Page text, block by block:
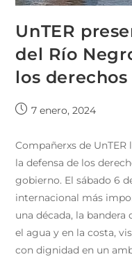
UnTER
del Río
los
7 enero, 2024
Compañerxs de
la defensa de los
gobierno. El sábado 6
internacional más
una década, la
el agua y en la costa,
con dignidad en un